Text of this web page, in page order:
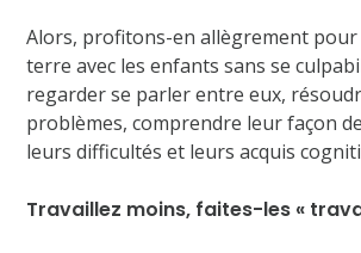
Alors, profitons-en allègrement pour
terre avec les enfants sans se
regarder se parler entre eux,
problèmes, comprendre leur façon
leurs difficultés et leurs acquis
Travaillez moins, faites-les «